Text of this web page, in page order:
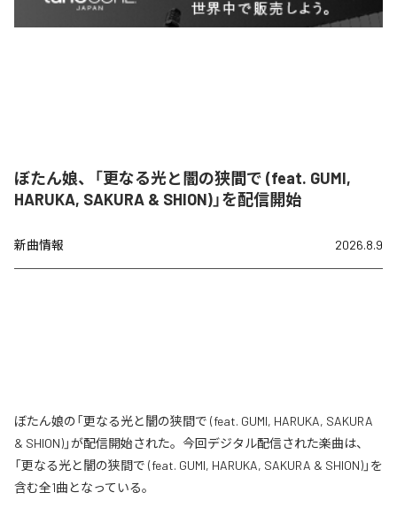
ぼたん娘、「更なる光と闇の狭間で (feat. GUMI,
HARUKA, SAKURA & SHION)」を配信開始
新曲情報 2026.8.9
ぼたん娘の「更なる光と闇の狭間で (feat. GUMI, HARUKA, SAKURA
& SHION)」が配信開始された。今回デジタル配信された楽曲は、
「更なる光と闇の狭間で (feat. GUMI, HARUKA, SAKURA & SHION)」を
含む全1曲となっている。